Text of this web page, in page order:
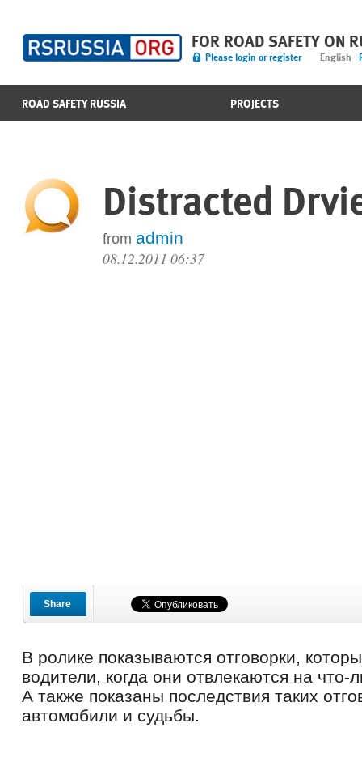
FOR ROAD SAFETY ON
Please login or register English
ROAD SAFETY RUSSIA PROJECTS
Distracted
from admin
08.12.2011 06:37
Share
В ролике показываются отговорки,
водители, когда они отвлекаются на
А также показаны последствия таких
автомобили и судьбы.